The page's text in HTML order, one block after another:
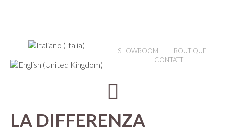
SHOWROOM
BOUTIQUE
CONTATTI
LA DIFFERENZA